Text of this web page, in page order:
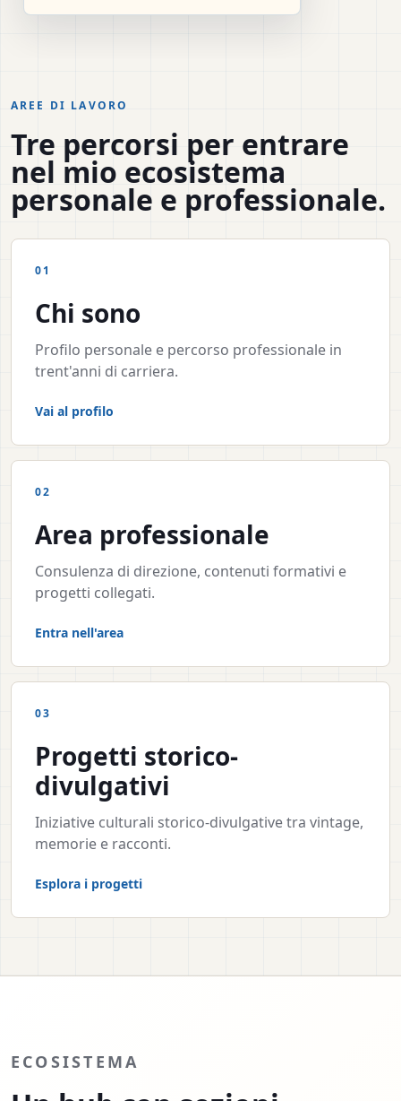
AREE DI LAVORO
Tre percorsi per entrare
nel mio ecosistema
personale e professionale.
01
Chi sono
Profilo personale e percorso professionale in
trent'anni di carriera.
Vai al profilo
02
Area professionale
Consulenza di direzione, contenuti formativi e
progetti collegati.
Entra nell'area
03
Progetti storico-
divulgativi
Iniziative culturali storico-divulgative tra vintage,
memorie e racconti.
Esplora i progetti
ECOSISTEMA